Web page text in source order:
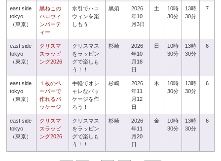
east side
tokyo
（東京）
黒ねこの
ハロウィ
ンパーテ
ィー
水引でハロ
ウィンを楽
しもう！
黒須
2026
年10
月3日
土
10時
30分
13時
30分
7
east side
tokyo
（東京）
クリスマ
スラッピ
ング2026
クリスマス
をラッピン
グで楽しも
う！！
杉崎
2026
年10
月18
日
日
10時
30分
13時
30分
6
east side
tokyo
（東京）
１枚のペ
ーパーで
作れるパ
ッケージ
手軽でオシ
ャレなパッ
ケージを作
ろう！
杉崎
2026
年11
月12
日
木
10時
30分
13時
30分
6
east side
tokyo
（東京）
クリスマ
スラッピ
ング2026
クリスマス
をラッピン
グで楽しも
う！！
杉崎
2026
年11
月20
日
金
10時
30分
13時
30分
6